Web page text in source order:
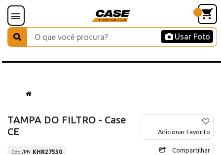
Usar Foto
TAMPA DO FILTRO - Case
CE
Cód./PN KHR27550
Adicionar Favorito
Compartilhar